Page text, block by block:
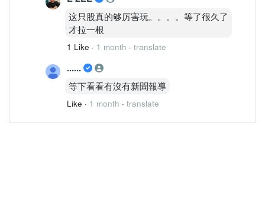
这只股真的够厉害玩。。。。等了很久了
才拉一根
1 Like · 1 month · translate
......
等下看看有沒有新聞報導
Like · 1 month · translate